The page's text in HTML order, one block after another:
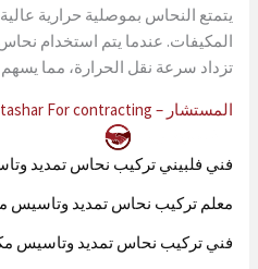
يتمتع النحاس بموصلية حرارية
المكيفات. عندما يتم استخدام
تزداد سرعة نقل الحرارة، مما
المستشار – elmostashar For contracting
فني فلبيني تركيب نحاس تمديد
معلم تركيب نحاس تمديد وتاسيس
فني تركيب نحاس تمديد وتاسيس